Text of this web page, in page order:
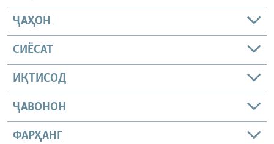
ҶАҲОН
СИЁСАТ
ИҚТИСОД
ҶАВОНОН
ФАРҲАНГ